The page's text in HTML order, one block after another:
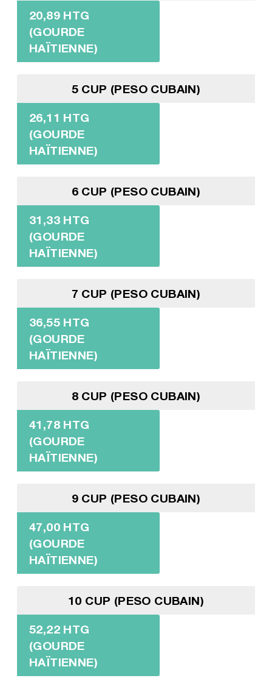
20,89 HTG
(GOURDE
HAÏTIENNE)
5 CUP (PESO CUBAIN)
26,11 HTG
(GOURDE
HAÏTIENNE)
6 CUP (PESO CUBAIN)
31,33 HTG
(GOURDE
HAÏTIENNE)
7 CUP (PESO CUBAIN)
36,55 HTG
(GOURDE
HAÏTIENNE)
8 CUP (PESO CUBAIN)
41,78 HTG
(GOURDE
HAÏTIENNE)
9 CUP (PESO CUBAIN)
47,00 HTG
(GOURDE
HAÏTIENNE)
10 CUP (PESO CUBAIN)
52,22 HTG
(GOURDE
HAÏTIENNE)